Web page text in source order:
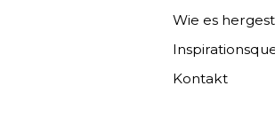
Wie es
Kontakt